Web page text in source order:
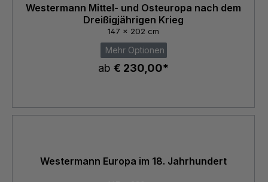
Westermann Mittel- und Osteuropa nach dem
Dreißigjährigen Krieg
147 x 202 cm
Mehr Optionen
ab € 230,00*
Westermann Europa im 18. Jahrhundert